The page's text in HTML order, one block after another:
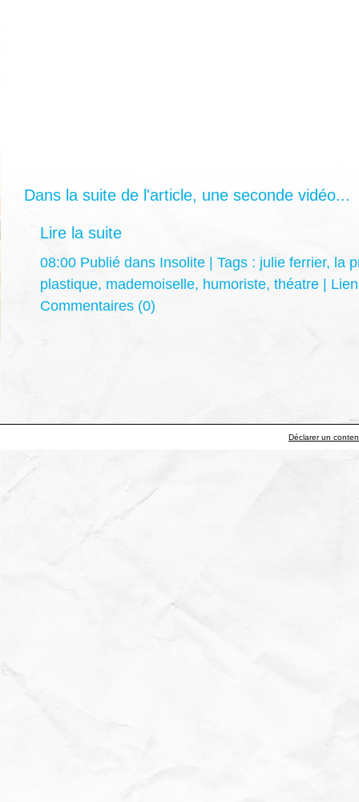
Dans la suite de l'article, une seconde vidéo...
Lire la suite
08:00 Publié dans Insolite | Tags : julie ferrier, la
plastique, mademoiselle, humoriste, théatre |
Commentaires (0)
Déclarer un